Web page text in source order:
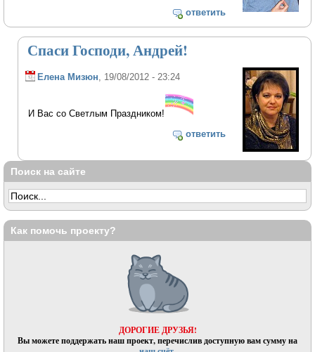
ответить
Спаси Господи, Андрей!
Елена Мизюн , 19/08/2012 - 23:24
И Вас со Светлым Праздником!
ответить
Поиск на сайте
Как помочь проекту?
ДОРОГИЕ ДРУЗЬЯ!
Вы можете поддержать наш проект, перечислив доступную вам сумму на